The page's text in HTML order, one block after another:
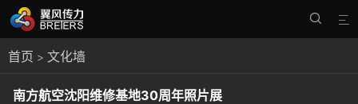


首页 > 文化墙
南方航空沈阳维修基地30周年照片展